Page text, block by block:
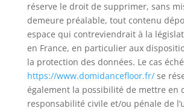
réserve le droit de supprimer, sans
demeure préalable, tout contenu
espace qui contreviendrait à la
en France, en particulier aux
la protection des données. Le cas
https://www.domidancefloor.fr/se
également la possibilité de mettre en
responsabilité civile et/ou pénale de